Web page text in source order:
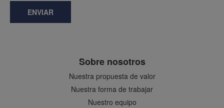
ENVIAR
Sobre nosotros
Nuestra propuesta de valor
Nuestra forma de trabajar
Nuestro equipo